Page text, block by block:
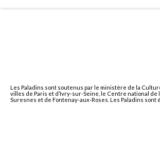
Les Paladins sont soutenus par le ministère de la
villes de Paris et d’Ivry-sur-Seine, le Centre national de
Suresnes et de Fontenay-aux-Roses. Les Paladins